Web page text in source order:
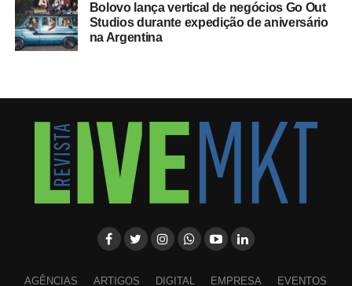
Bolovo lança vertical de negócios Go Out
Studios durante expedição de aniversário
na Argentina
AGÊNCIAS ARTIGOS DIGITAL EMPRESA EVENTOS